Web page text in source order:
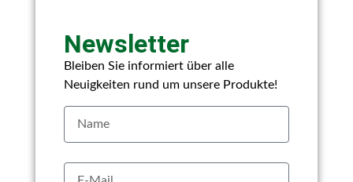
Newsletter
Bleiben Sie informiert über alle
Neuigkeiten rund um unsere Produkte!